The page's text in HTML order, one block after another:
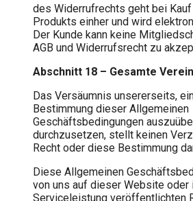
des Widerrufrechts geht bei
Produkts einher und wird
Der Kunde kann keine
AGB und Widerrufsrecht zu
Abschnitt 18 – Gesamte
Das Versäumnis unsererseits,
Bestimmung dieser Allgemeinen
Geschäftsbedingungen
durchzusetzen, stellt keinen
Recht oder diese Bestimmung
Diese Allgemeinen
von uns auf dieser Website oder
Serviceleistung veröffentlichten